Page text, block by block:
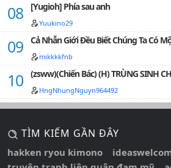
[Yugioh] Phía sau anh
Yuukino29
Cả Nhẫn Giới Đều Biết Chúng Ta Có
mikkkkfnb
(zsww)(Chiến Bác) (H) TRÙNG SINH
HngNhungNguyn964492
TÌM KIẾM GẦN ĐÂY
hakken ryou kimono